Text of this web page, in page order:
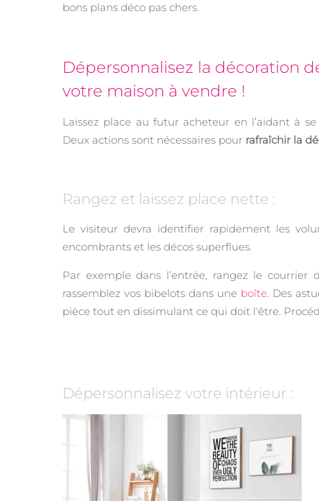
bons plans déco pas chers.
Dépersonnalisez la décoration
votre maison à vendre !
Laissez place au futur acheteur en l’aidant à se
Deux actions sont nécessaires pour rafraîchir la
Rangez et laissez place nette :
Le visiteur devra identifier rapidement les
encombrants et les décos superflues.
Par exemple dans l’entrée, rangez le courrier
rassemblez vos bibelots dans une boîte. Des
pièce tout en dissimulant ce qui doit l'être.
Dépersonnalisez votre intérieur :